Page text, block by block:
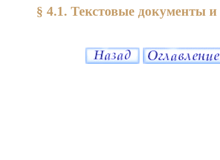
§ 4.1. Текстовые документы и